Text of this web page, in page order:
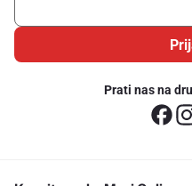
Prati nas na